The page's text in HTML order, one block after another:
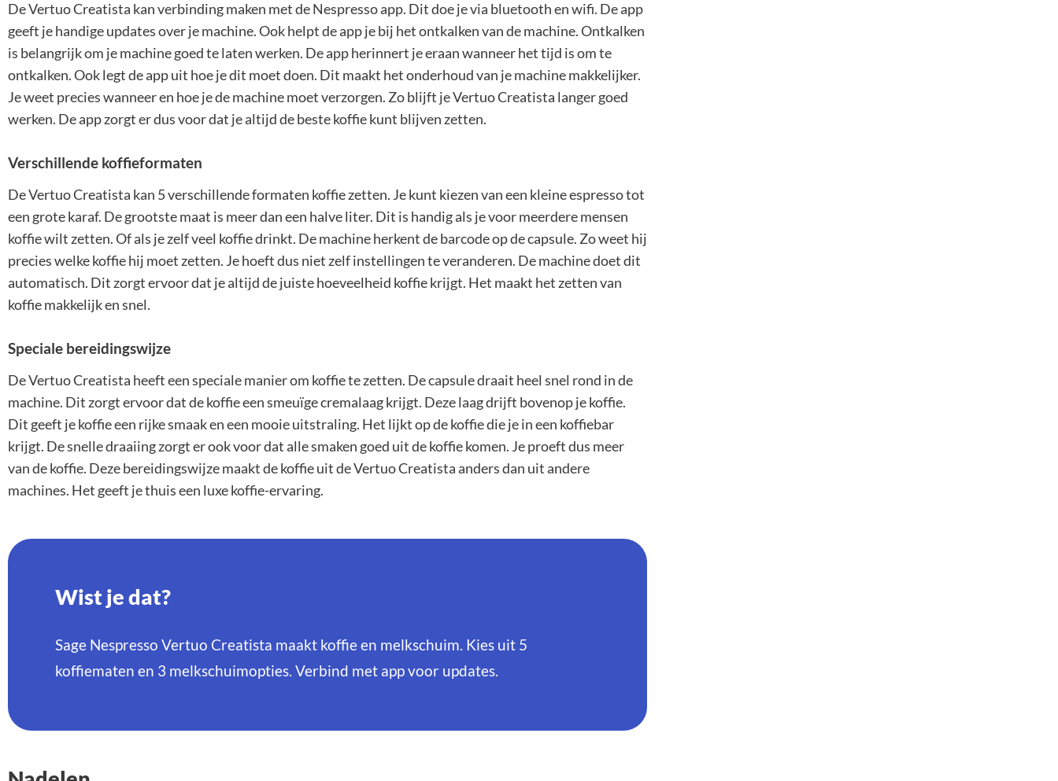
De Vertuo Creatista kan verbinding maken met de Nespresso app. Dit doe je via bluetooth en wifi. De app
geeft je handige updates over je machine. Ook helpt de app je bij het ontkalken van de machine. Ontkalken
is belangrijk om je machine goed te laten werken. De app herinnert je eraan wanneer het tijd is om te
ontkalken. Ook legt de app uit hoe je dit moet doen. Dit maakt het onderhoud van je machine makkelijker.
Je weet precies wanneer en hoe je de machine moet verzorgen. Zo blijft je Vertuo Creatista langer goed
werken. De app zorgt er dus voor dat je altijd de beste koffie kunt blijven zetten.
Verschillende koffieformaten
De Vertuo Creatista kan 5 verschillende formaten koffie zetten. Je kunt kiezen van een kleine espresso tot
een grote karaf. De grootste maat is meer dan een halve liter. Dit is handig als je voor meerdere mensen
koffie wilt zetten. Of als je zelf veel koffie drinkt. De machine herkent de barcode op de capsule. Zo weet hij
precies welke koffie hij moet zetten. Je hoeft dus niet zelf instellingen te veranderen. De machine doet dit
automatisch. Dit zorgt ervoor dat je altijd de juiste hoeveelheid koffie krijgt. Het maakt het zetten van
koffie makkelijk en snel.
Speciale bereidingswijze
De Vertuo Creatista heeft een speciale manier om koffie te zetten. De capsule draait heel snel rond in de
machine. Dit zorgt ervoor dat de koffie een smeuïge cremalaag krijgt. Deze laag drijft bovenop je koffie.
Dit geeft je koffie een rijke smaak en een mooie uitstraling. Het lijkt op de koffie die je in een koffiebar
krijgt. De snelle draaiing zorgt er ook voor dat alle smaken goed uit de koffie komen. Je proeft dus meer
van de koffie. Deze bereidingswijze maakt de koffie uit de Vertuo Creatista anders dan uit andere
machines. Het geeft je thuis een luxe koffie-ervaring.
Wist je dat?
Sage Nespresso Vertuo Creatista maakt koffie en melkschuim. Kies uit 5
koffiematen en 3 melkschuimopties. Verbind met app voor updates.